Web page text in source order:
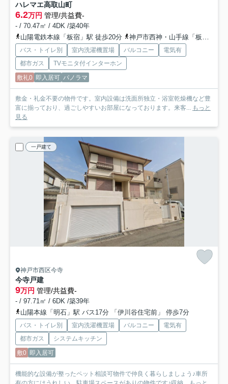
ハレマエ高取山町
6.2万円 管理/共益費-
- / 70.47㎡ / 4DK /築40年
山陽電鉄本線「板宿」駅 徒歩20分
神戸市西神・山手線「板宿」駅 徒歩20分
バス・トイレ別 室内洗濯機置場 バルコニー
電気有
都市ガス
TVモニタ付インターホン
敷礼0 即入居可 パノラマ
敷金・礼金不要の物件です。室内設備は洗面所独立・浴室乾燥機など豊
富に揃っており、過ごしやすいお部屋になっております。来客... もっと
見る
一戸建て
神戸市西区今寺
今寺戸建
9万円 管理/共益費-
- / 97.71㎡ / 6DK /築39年
山陽本線「明石」駅 バス17分 「伊川谷住宅前」 停歩7分
バス・トイレ別 室内洗濯機置場 バルコニー
電気有
都市ガス
システムキッチン
敷0 即入居可
機能的な設備が整ったペット相談可物件で仲良く暮らしましょう♪車所